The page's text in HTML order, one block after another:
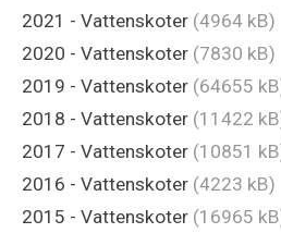
2021 - Vattenskoter (4964 kB)
2020 - Vattenskoter (7830 kB)
2019 - Vattenskoter (64655
2018 - Vattenskoter (11422
2017 - Vattenskoter (10851
2016 - Vattenskoter (4223 kB)
2015 - Vattenskoter (16965